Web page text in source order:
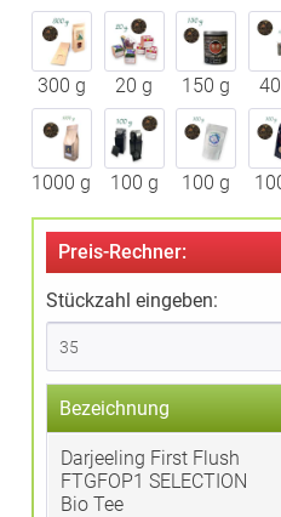
300 g 20 g 150 g
1000 g 100 g 100 g
Preis-Rechner:
Stückzahl eingeben:
Bezeichnung
Darjeeling First Flush
FTGFOP1 SELECTION
Bio Tee